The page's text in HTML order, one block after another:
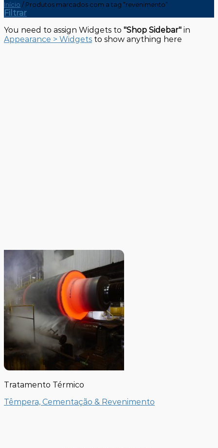
Início / Produtos marcados com a tag “revenimento”
Filtrar
You need to assign Widgets to "Shop Sidebar" in
Appearance > Widgets to show anything here
Tratamento Térmico
Têmpera, Cementação & Revenimento